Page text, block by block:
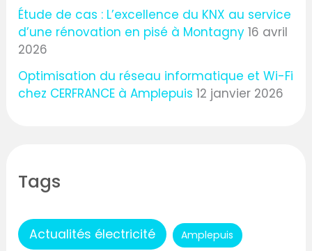
Étude de cas : L’excellence du KNX au service
d’une rénovation en pisé à Montagny 16 avril
2026
Optimisation du réseau informatique et Wi-Fi
chez CERFRANCE à Amplepuis 12 janvier 2026
Tags
Actualités électricité Amplepuis